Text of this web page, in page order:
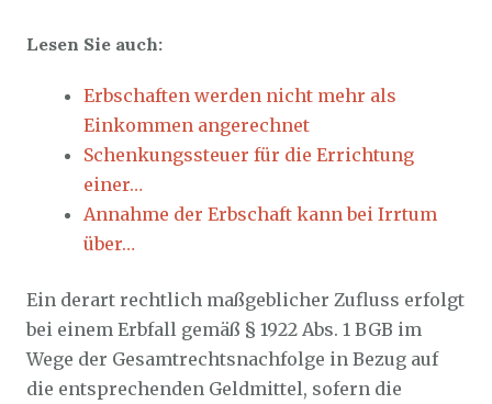
Lesen Sie auch:
Erbschaften werden nicht mehr als
Einkommen angerechnet
Schenkungssteuer für die Errichtung
einer…
Annahme der Erbschaft kann bei Irrtum
über…
Ein derart rechtlich maßgeblicher Zufluss erfolgt
bei einem Erbfall gemäß § 1922 Abs. 1 BGB im
Wege der Gesamtrechtsnachfolge in Bezug auf
die entsprechenden Geldmittel, sofern die